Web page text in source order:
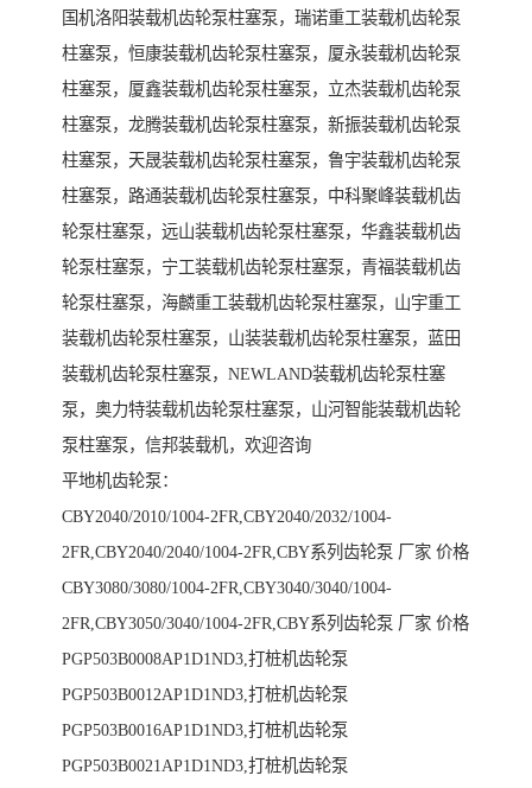
国机洛阳装载机齿轮泵柱塞泵，瑞诺重工装载机齿轮泵
柱塞泵，恒康装载机齿轮泵柱塞泵，厦永装载机齿轮泵
柱塞泵，厦鑫装载机齿轮泵柱塞泵，立杰装载机齿轮泵
柱塞泵，龙腾装载机齿轮泵柱塞泵，新振装载机齿轮泵
柱塞泵，天晟装载机齿轮泵柱塞泵，鲁宇装载机齿轮泵
柱塞泵，路通装载机齿轮泵柱塞泵，中科聚峰装载机齿
轮泵柱塞泵，远山装载机齿轮泵柱塞泵，华鑫装载机齿
轮泵柱塞泵，宁工装载机齿轮泵柱塞泵，青福装载机齿
轮泵柱塞泵，海麟重工装载机齿轮泵柱塞泵，山宇重工
装载机齿轮泵柱塞泵，山装装载机齿轮泵柱塞泵，蓝田
装载机齿轮泵柱塞泵，NEWLAND装载机齿轮泵柱塞
泵，奥力特装载机齿轮泵柱塞泵，山河智能装载机齿轮
泵柱塞泵，信邦装载机，欢迎咨询
平地机齿轮泵：
CBY2040/2010/1004-2FR,CBY2040/2032/1004-
2FR,CBY2040/2040/1004-2FR,CBY系列齿轮泵 厂家 价格
CBY3080/3080/1004-2FR,CBY3040/3040/1004-
2FR,CBY3050/3040/1004-2FR,CBY系列齿轮泵 厂家 价格
PGP503B0008AP1D1ND3,打桩机齿轮泵
PGP503B0012AP1D1ND3,打桩机齿轮泵
PGP503B0016AP1D1ND3,打桩机齿轮泵
PGP503B0021AP1D1ND3,打桩机齿轮泵